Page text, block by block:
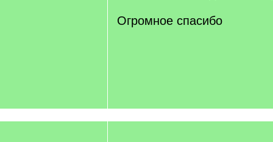
Огромное спасибо